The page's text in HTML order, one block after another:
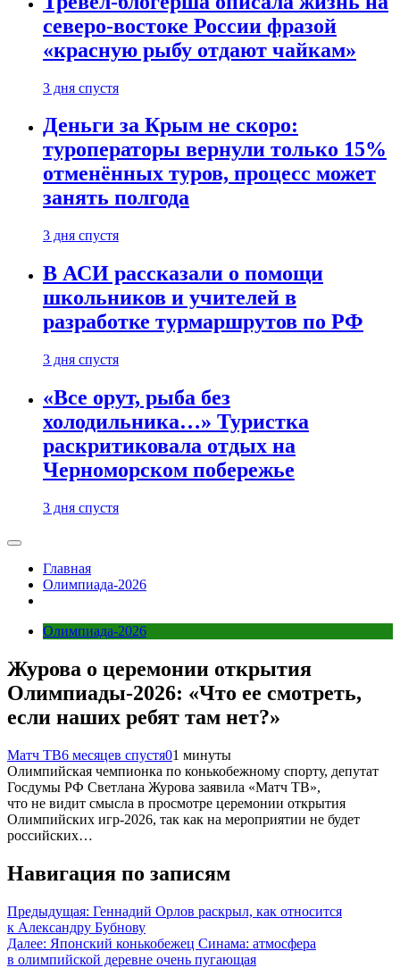
северо-востоке России фразой
«красную рыбу отдают чайкам»
3 дня спустя
Деньги за Крым не скоро:
туроператоры вернули только 15%
отменённых туров, процесс может
занять полгода
3 дня спустя
В АСИ рассказали о помощи
школьников и учителей в
разработке турмаршрутов по РФ
3 дня спустя
«Все орут, рыба без
холодильника…» Туристка
раскритиковала отдых на
Черноморском побережье
3 дня спустя
Главная
Олимпиада-2026
Олимпиада-2026
Журова о церемонии открытия
Олимпиады‑2026: «Что ее смотреть,
если наших ребят там нет?»
Матч ТВ6 месяцев спустя01 минуты
Олимпийская чемпионка по конькобежному спорту, депутат
Госдумы РФ Светлана Журова заявила «Матч ТВ»,
что не видит смысла в просмотре церемонии открытия
Олимпийских игр‑2026, так как на мероприятии не будет
российских…
Навигация по записям
Предыдущая: Геннадий Орлов раскрыл, как относится
к Александру Бубнову
Далее: Японский конькобежец Синама: атмосфера
в олимпийской деревне очень пугающая